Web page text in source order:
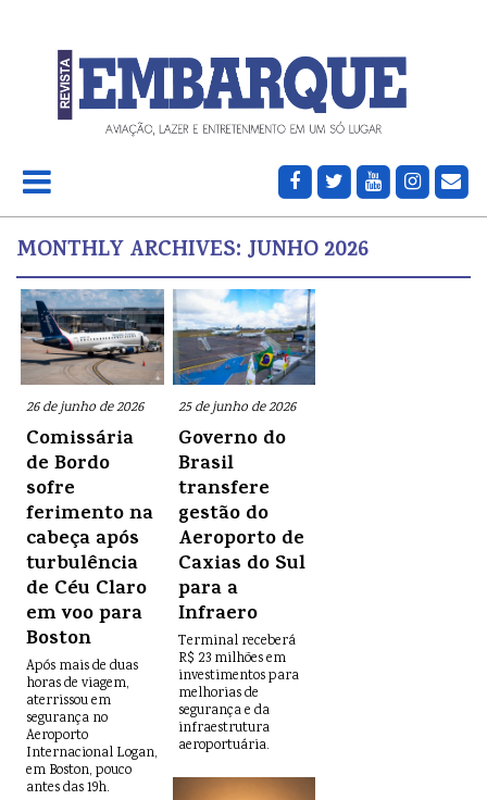
MONTHLY ARCHIVES: JUNHO 2026
26 de junho de 2026
Comissária
de Bordo
sofre
ferimento na
cabeça após
turbulência
de Céu Claro
em voo para
Boston
Após mais de duas
horas de viagem,
aterrissou em
segurança no
Aeroporto
Internacional Logan,
em Boston, pouco
antes das 19h.
25 de junho de 2026
Governo do
Brasil
transfere
gestão do
Aeroporto de
Caxias do Sul
para a
Infraero
Terminal receberá
R$ 23 milhões em
investimentos para
melhorias de
segurança e da
infraestrutura
aeroportuária.